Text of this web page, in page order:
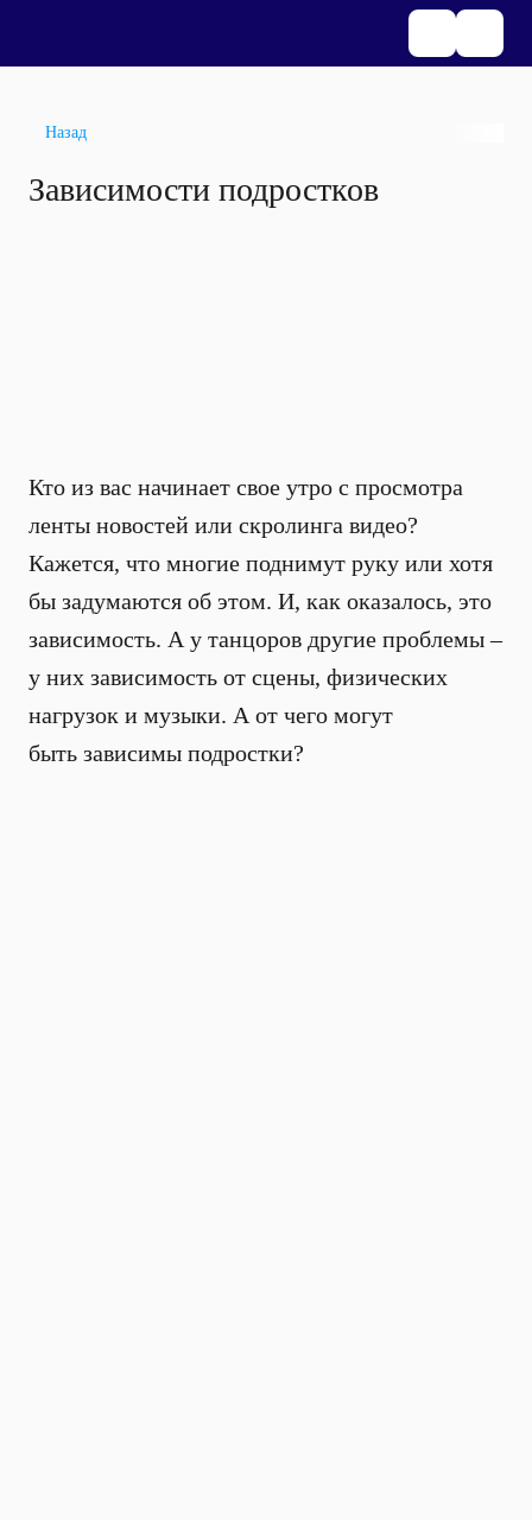
Назад
Зависимости подростков
Кто из вас начинает свое утро с просмотра
ленты новостей или скролинга видео?
Кажется, что многие поднимут руку или хотя
бы задумаются об этом. И, как оказалось, это
зависимость. А у танцоров другие проблемы –
у них зависимость от сцены, физических
нагрузок и музыки. А от чего могут
быть зависимы подростки?